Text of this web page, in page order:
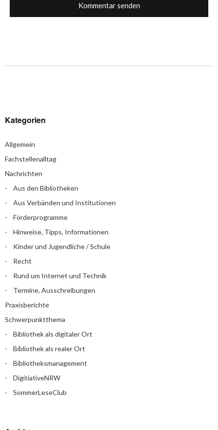
Kategorien
Allgemein
Fachstellenalltag
Nachrichten
Aus den Bibliotheken
Aus Verbänden und Institutionen
Förderprogramme
Hinweise, Tipps, Informationen
Kinder und Jugendliche / Schule
Recht
Rund um Internet und Technik
Termine, Ausschreibungen
Praxisberichte
Schwerpunktthema
Bibliothek als digitaler Ort
Bibliothek als realer Ort
Bibliotheksmanagement
DigitiativeNRW
SommerLeseClub